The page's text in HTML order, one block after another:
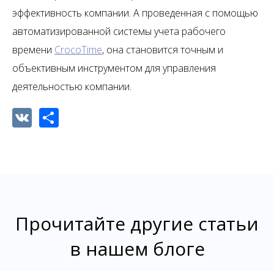
эффективность компании. А проведенная с помощью
автоматизированной системы учета рабочего
времени CrocoTime, она становится точным и
объективным инструментом для управления
деятельностью компании.
VK Share
Прочитайте другие статьи
в нашем блоге